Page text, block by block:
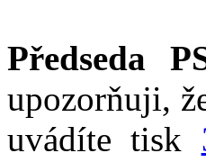
Předseda
upozorňuji,
uvádíte tisk